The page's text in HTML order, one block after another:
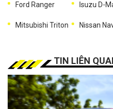
Ford Ranger Isuzu D-
Mitsubishi Triton Nissan
TIN LIÊN